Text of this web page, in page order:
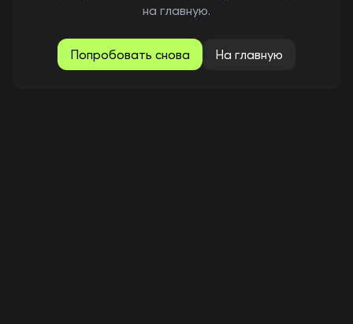
на главную.
Попробовать снова На главную